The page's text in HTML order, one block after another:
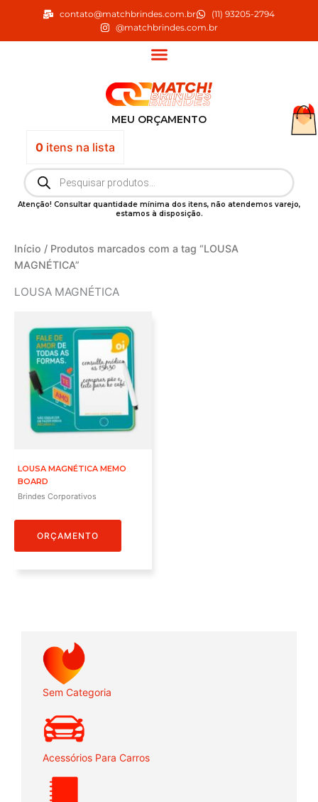
o
contato@matchbrindes.com.br
(11) 93205-2794
@matchbrindes.com.br
MEU ORÇAMENTO
0itens na lista
Pesquisar
produtos
Atenção! Consultar quantidade mínima dos itens, não atendemos varejo,
estamos à disposição.
Sem Categoria
Acessórios Para Carros
Início / Produtos marcados com a tag “LOUSA
MAGNÉTICA”
LOUSA MAGNÉTICA
LOUSA MAGNÉTICA MEMO
BOARD
Brindes Corporativos
ORÇAMENTO